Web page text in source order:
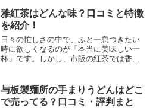
雅紅茶はどんな味？口コミと特徴
を紹介！
日々の忙しさの中で、ふと一息つきたい
時に欲しくなるのが「本当に美味しい一
杯」です。しかし、市販の紅茶では香り
ませんか？本記事でご紹介する「雅紅
茶」は、厳選された茶葉と独...
与板製麺所の手まりうどんはどこ
で売ってる？口コミ・評判まと